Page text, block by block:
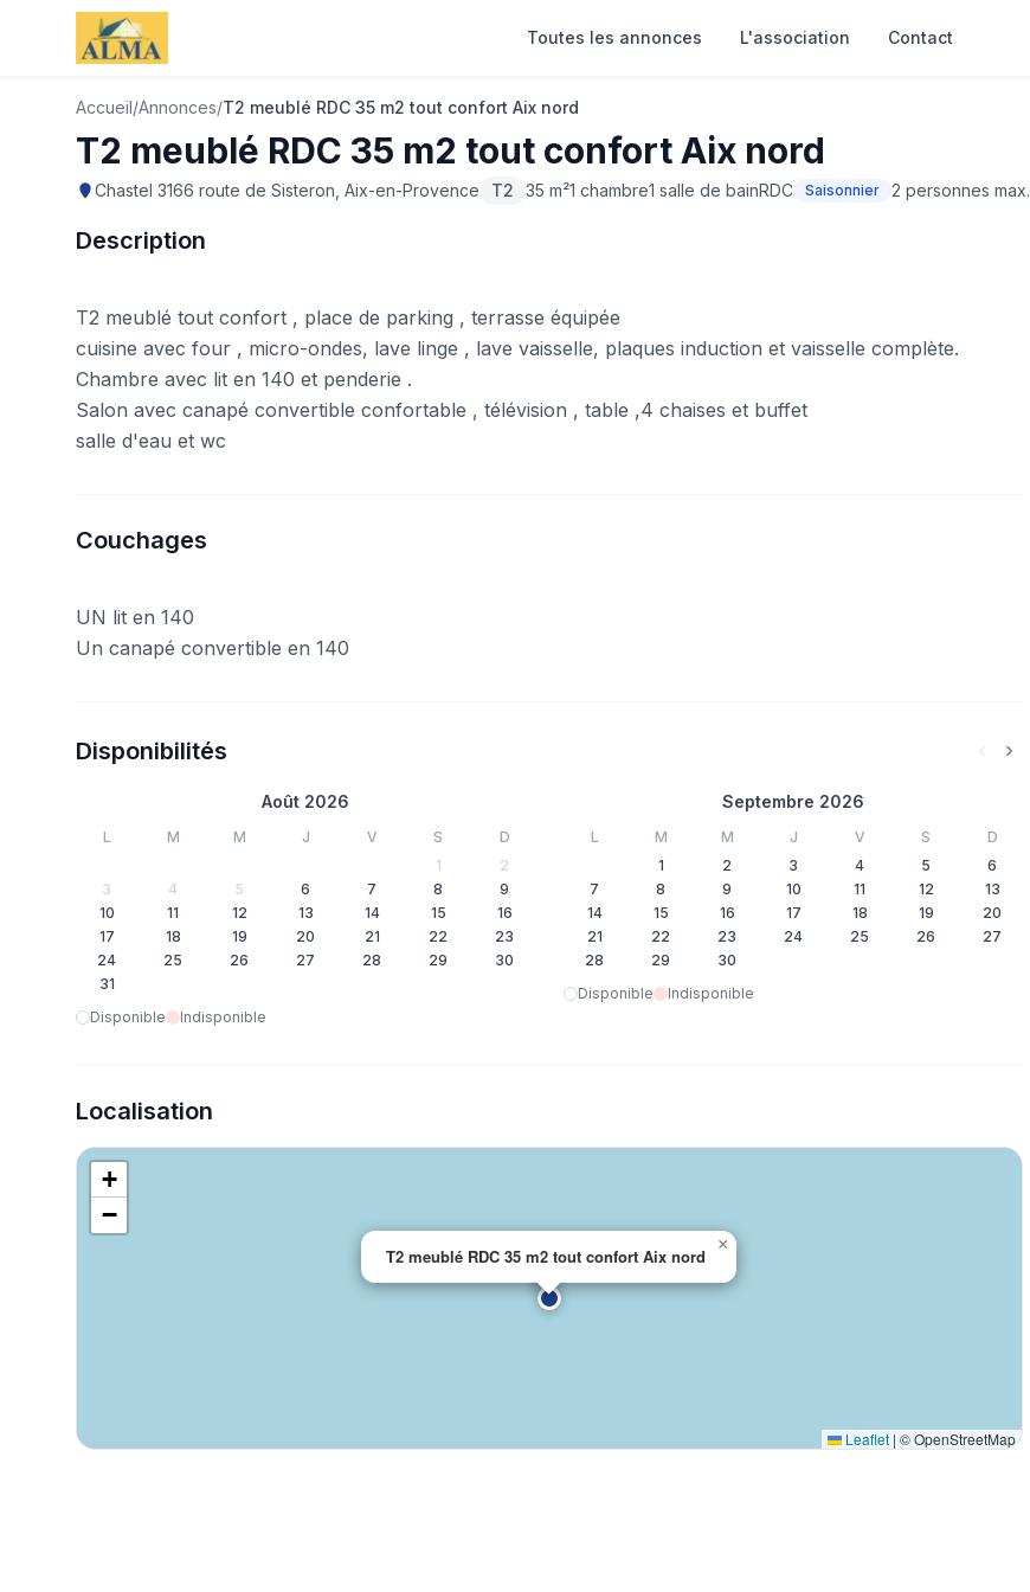
Toutes les annonces L'association Contact
Accueil/Annonces/T2 meublé RDC 35 m2 tout confort Aix nord
T2 meublé RDC 35 m2 tout confort Aix nord
Chastel 3166 route de Sisteron, Aix-en-Provence T2 35 m²1 chambre1 salle de bainRDC Saisonnier 2 personnes max.
Description
T2 meublé tout confort , place de parking , terrasse équipée
cuisine avec four , micro-ondes, lave linge , lave vaisselle, plaques induction et vaisselle complète.
Chambre avec lit en 140 et penderie .
Salon avec canapé convertible confortable , télévision , table ,4 chaises et buffet
salle d'eau et wc
Couchages
UN lit en 140
Un canapé convertible en 140
Disponibilités ‹ ›
Août 2026
L M M J V S
D
1
2
3
4 5 6 7 8
9
10
11 12 13 14 15
16
17
18 19 20 21 22
23
24
25 26 27 28 29
30
31
Disponible
Indisponible
Septembre 2026
L M M J V S
D
1
2 3 4 5
6
7
8 9 10 11 12
13
14
15 16 17 18 19
20
21
22 23 24 25 26
27
28
29
30
Disponible
Indisponible
Localisation
T2 meublé RDC 35 m2 tout confort Aix nord
×
+
−
Leaflet | © OpenStreetMap